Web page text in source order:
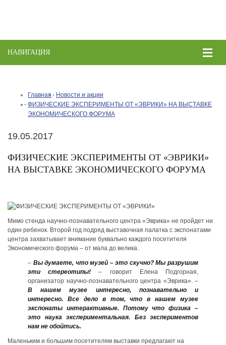
Toggle
НАВИГАЦИЯ
Главная
Новости и акции
ФИЗИЧЕСКИЕ ЭКСПЕРИМЕНТЫ ОТ «ЭВРИКИ» НА ВЫСТАВКЕ
ЭКОНОМИЧЕСКОГО ФОРУМА
19.05.2017
ФИЗИЧЕСКИЕ ЭКСПЕРИМЕНТЫ ОТ «ЭВРИКИ»
НА ВЫСТАВКЕ ЭКОНОМИЧЕСКОГО ФОРУМА
Мимо стенда научно-познавательного центра «Эврика» не пройдет ни
один ребенок. Второй год подряд выставочная палатка с экспонатами
центра захватывает внимание буквально каждого посетителя
Экономического форума – от мала до велика.
– Вы думаете, что музей – это скучно? Мы разрушим
эти стереотипы! – говорит Елена Подгорная,
организатор научно-познавательного центра «Эврика». –
В нашем музее интересно, познавательно и
интересно. Все дело в том, что в нашем музее
экспонаты интерактивные. Потому что физика –
это наука экспериментальная. Без экспериментов
нам не обойтись.
Маленьким и большим посетителям выставки предлагают на